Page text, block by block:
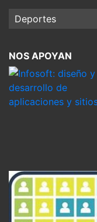
Deportes
NOS APOYAN